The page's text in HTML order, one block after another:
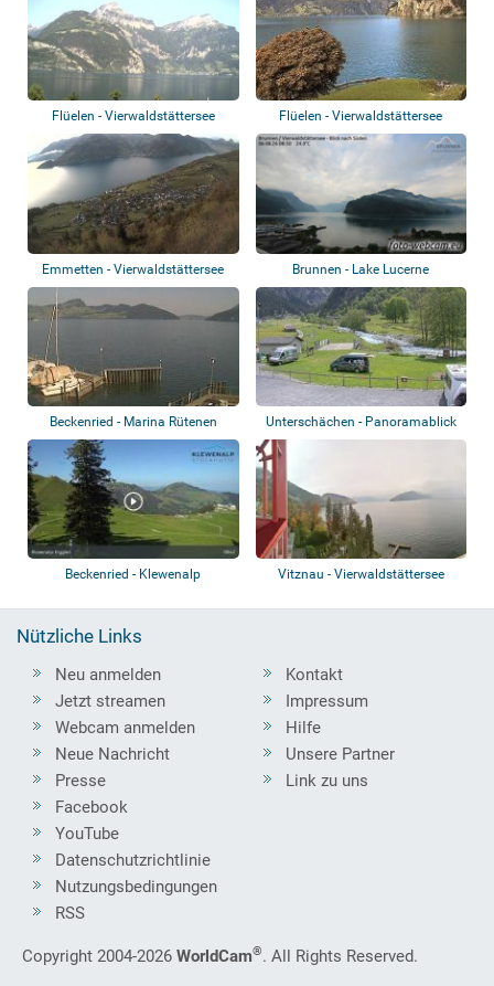
Flüelen - Vierwaldstättersee Flüelen - Vierwaldstättersee
Emmetten - Vierwaldstättersee Brunnen - Lake Lucerne
Beckenried - Marina Rütenen Unterschächen - Panoramablick
Beckenried - Klewenalp Vitznau - Vierwaldstättersee
Nützliche Links
Neu anmelden
Jetzt streamen
Webcam anmelden
Neue Nachricht
Presse
Kontakt
Impressum
Hilfe
Unsere Partner
Link zu uns
Facebook
YouTube
Datenschutzrichtlinie
Nutzungsbedingungen
RSS
Copyright 2004-2026 WorldCam®. All Rights Reserved.